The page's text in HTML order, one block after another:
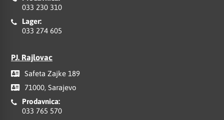
033 230 310
Lager:
033 274 605
PJ. Rajlovac
Safeta Zajke 189
71000, Sarajevo
Prodavnica:
033 765 570